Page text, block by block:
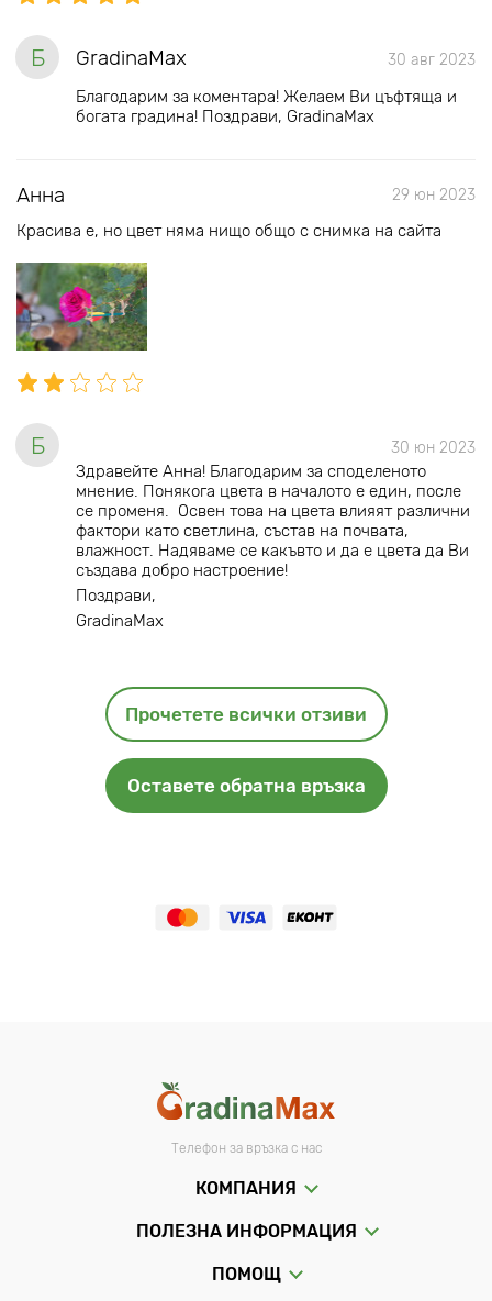
Б GradinaMax 30 авг 2023
Благодарим за коментара! Желаем Ви цъфтяща и
богата градина! Поздрави, GradinaMax
Анна 29 юн 2023
Красива е, но цвет няма нищо общо с снимка на сайта
Б 30 юн 2023
Здравейте Анна! Благодарим за споделеното
мнение. Понякога цвета в началото е един, после
се променя. Освен това на цвета влияят различни
фактори като светлина, състав на почвата,
влажност. Надяваме се какъвто и да е цвета да Ви
създава добро настроение!
Поздрави,
GradinaMax
Прочетете всички отзиви
Оставете обратна връзка
Телефон за връзка с нас
КОМПАНИЯ
ПОЛЕЗНА ИНФОРМАЦИЯ
ПОМОЩ